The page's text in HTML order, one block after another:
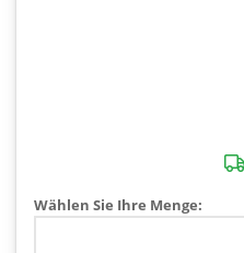
Wählen Sie Ihre Menge: